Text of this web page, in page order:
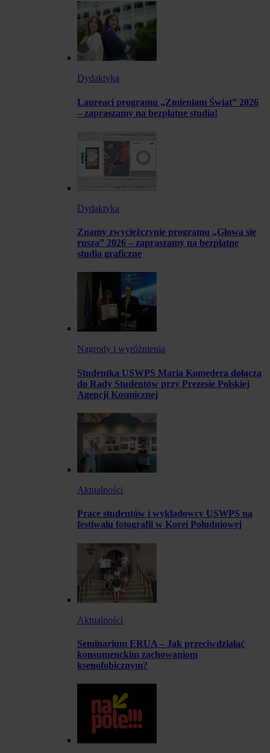
Dydaktyka
Laureaci programu „Zmieniam Świat” 2026
– zapraszamy na bezpłatne studia!
Dydaktyka
Znamy zwyciężczynie programu „Głowa się
rusza” 2026 – zapraszamy na bezpłatne
studia graficzne
Nagrody i wyróżnienia
Studentka USWPS Maria Komędera dołącza
do Rady Studentów przy Prezesie Polskiej
Agencji Kosmicznej
Aktualności
Prace studentów i wykładowcy USWPS na
festiwalu fotografii w Korei Południowej
Aktualności
Seminarium ERUA – Jak przeciwdziałać
konsumenckim zachowaniom
ksenofobicznym?